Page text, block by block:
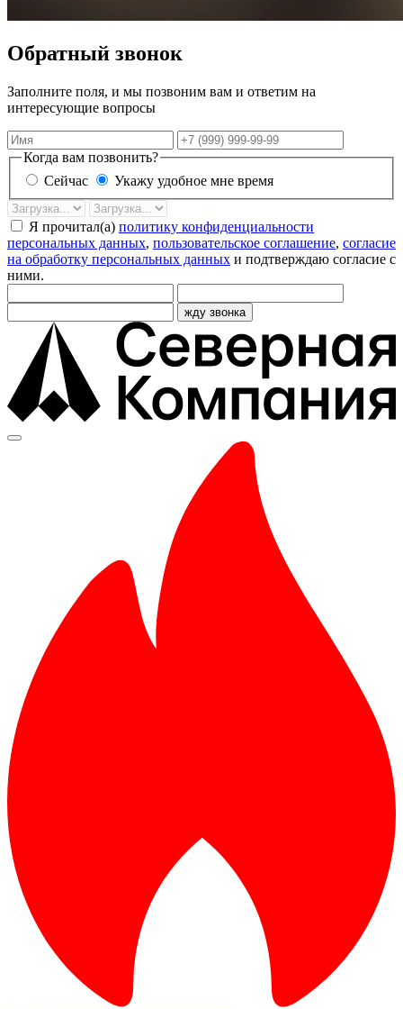
Обратный звонок
Заполните поля, и мы позвоним вам и ответим на
интересующие вопросы
Имя
Телефон
Когда вам позвонить?
Сейчас
Укажу удобное мне время
Дата
звонка
Время
Я прочитал(а) политику конфиденциальности
персональных данных, пользовательское соглашение, согласие
на обработку персональных данных и подтверждаю согласие с
ними.
жду звонка